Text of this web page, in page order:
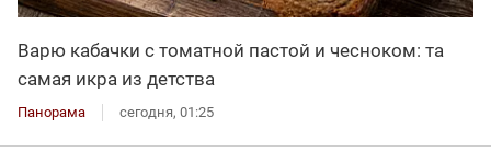
Варю кабачки с томатной пастой и чесноком: та
самая икра из детства
Панорама сегодня, 01:25